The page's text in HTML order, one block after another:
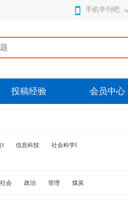
手机学刊吧
投稿经验 会员中心
信息科技
社会科学I
社会 政治 管理
煤炭